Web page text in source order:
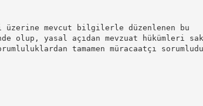
üzerine mevcut bilgilerle düzenlenen bu
yasal açıdan mevzuat hükümleri
tamamen müracaatçı